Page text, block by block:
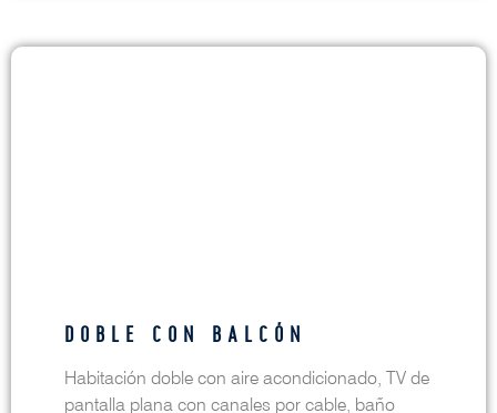
DOBLE CON BALCÓN
Habitación doble con aire acondicionado, TV de
pantalla plana con canales por cable, baño